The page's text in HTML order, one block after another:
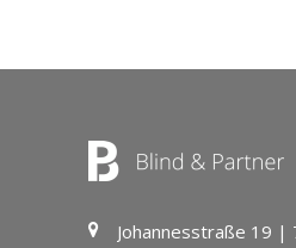
Johannesstraße 19